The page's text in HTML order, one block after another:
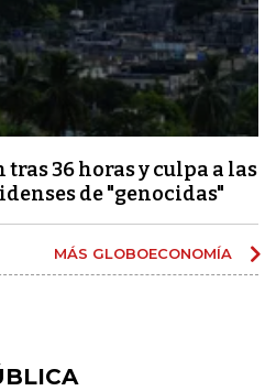
tras 36 horas y culpa a las
de "genocidas"
MÁS GLOBOECONOMÍA